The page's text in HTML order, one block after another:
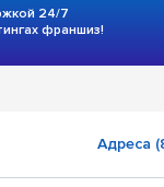
24/7
франшиз!
Адреса